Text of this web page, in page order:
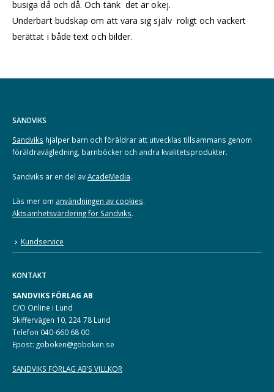
busiga då och då. Och tänk det är okej.
Underbart budskap om att vara sig själv roligt och vackert
berättat i både text och bilder.
SANDVIKS
Sandviks hjälper barn och föräldrar att utvecklas tillsammans genom
föräldravägledning, barnböcker och andra kvalitetsprodukter.
Sandviks är en del avAcadeMedia.
Läs mer om användningen av cookies.
Aktsamhetsvärdering för Sandviks.
Kundservice
KONTAKT
SANDVIKS FÖRLAG AB
C/O Online i Lund
Skiffervägen 10, 224 78 Lund
Telefon 040-660 68 00
Epost: goboken@goboken.se
SANDVIKS FÖRLAG AB’S VILLKOR